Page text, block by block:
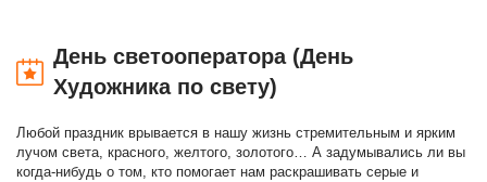
День светооператора (День
Художника по свету)
Любой праздник врывается в нашу жизнь стремительным и ярким
лучом света, красного, желтого, золотого… А задумывались ли вы
когда-нибудь о том, кто помогает нам раскрашивать серые и